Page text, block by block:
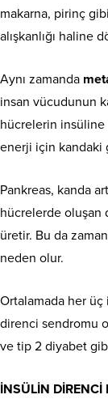
makarna, pirinç
alışkanlığı haline
Aynı zamanda
insan vücudunun
hücrelerin
enerji için kandaki
Pankreas, kanda
hücrelerde oluşan
üretir. Bu da
neden olur.
Ortalamada her
direnci sendromu
ve tip 2 diyabet
İNSÜLİN DİRENCİ